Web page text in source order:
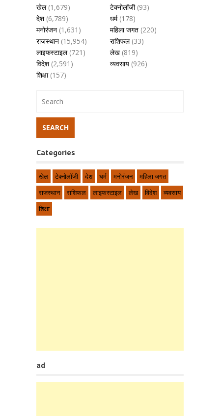
खेल(1,679) टेक्नोलॉजी(93)
देश(6,789) धर्म(178)
मनोरंजन (1,631) महिला जगत (220)
राजस्थान (15,954) राशिफल(33)
लाइफस्टाइल(721) लेख (819)
विदेश(2,591) व्यवसाय (926)
शिक्षा(157)
Categories
खेल टेक्नोलॉजी देश धर्म मनोरंजन
महिला जगत
राजस्थान
राशिफल लाइफस्टाइल लेख विदेश
व्यवसाय
शिक्षा
ad